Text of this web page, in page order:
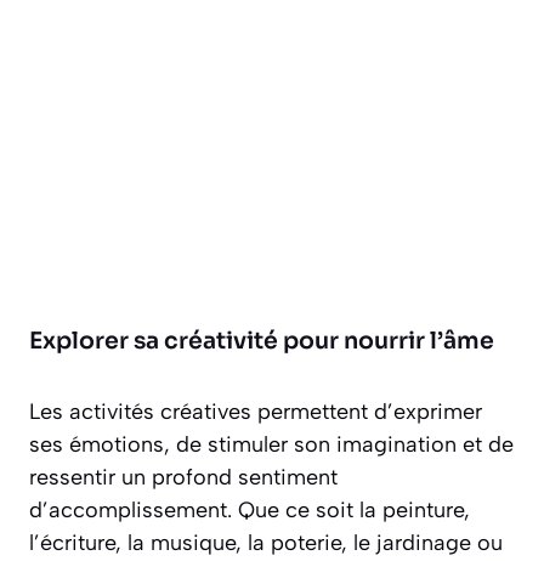
Explorer sa créativité pour nourrir l’âme
Les activités créatives permettent d’exprimer
ses émotions, de stimuler son imagination et de
ressentir un profond sentiment
d’accomplissement. Que ce soit la peinture,
l’écriture, la musique, la poterie, le jardinage ou